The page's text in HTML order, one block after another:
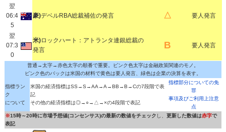
翌
06:4
5
豪)デベルRBA総裁補佐の発言 △ 要人発言
翌
07:3
0
米)ロックハート：アトランタ連銀総裁の
発言
B 要人発言
普通→太字→赤色太字の順番で重要。ピンク色太字は金融政策関連のモノ。
ピンク色のバックは米国の材料で黄色は要人発言、緑色は企業の決算を表す。
指標ラン
ク
について
米国の経済指標はSS→S→AA→A→BB→B→Cの7段階で表
記
その他の経済指標は◎→○→△→×の4段階で表記
指標部分についての免
罪
事項及びご利用上注意
点
※15時～20時に市場予想値(コンセンサス)の最新の数値をチェック し、 更新した数値は赤字で
表記